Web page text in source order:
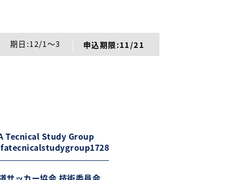
期日:12/1～3 申込期限:11/21
Tecnical Study Group